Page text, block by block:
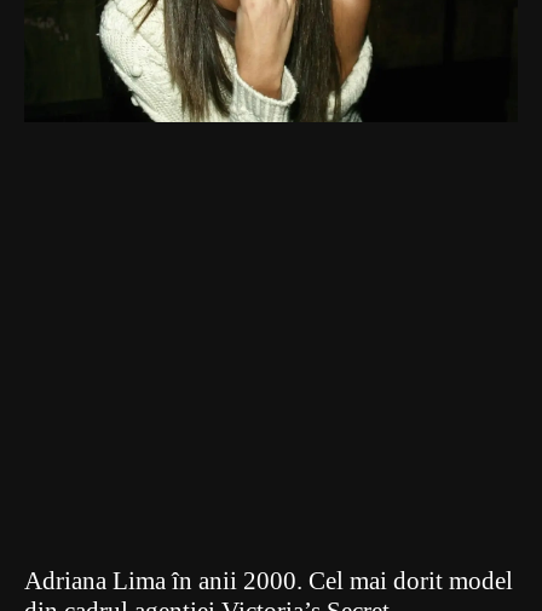
Adriana Lima în anii 2000. Cel mai dorit model